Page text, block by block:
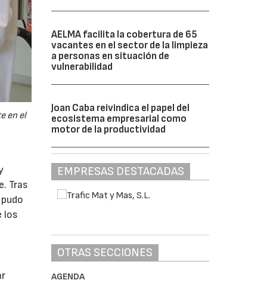
en el
Tras
los
AELMA facilita la cobertura de 65
vacantes en el sector de la limpieza
a personas en situación de
vulnerabilidad
Joan Caba reivindica el papel del
ecosistema empresarial como
motor de la productividad
EMPRESAS DESTACADAS
OTRAS SECCIONES
AGENDA